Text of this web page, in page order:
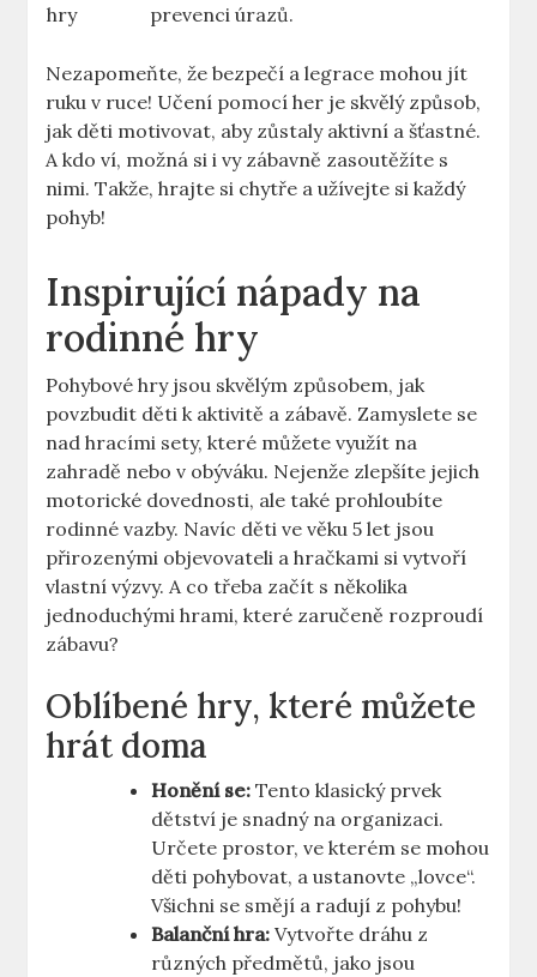
hry
prevenci úrazů.
Nezapomeňte, že bezpečí a legrace mohou jít
ruku v ruce! Učení pomocí her je skvělý způsob,
jak děti motivovat, aby zůstaly aktivní a šťastné.
A kdo ví, možná si i vy zábavně zasoutěžíte s
nimi. Takže, hrajte si chytře a užívejte si každý
pohyb!
Inspirující nápady na
rodinné hry
Pohybové hry jsou skvělým způsobem, jak
povzbudit děti k aktivitě a zábavě. Zamyslete se
nad hracími sety, které můžete využít na
zahradě nebo v obýváku. Nejenže zlepšíte jejich
motorické dovednosti, ale také prohloubíte
rodinné vazby. Navíc děti ve věku 5 let jsou
přirozenými objevovateli a hračkami si vytvoří
vlastní výzvy. A co třeba začít s několika
jednoduchými hrami, které zaručeně rozproudí
zábavu?
Oblíbené hry, které můžete
hrát doma
Honění se: Tento klasický prvek
dětství je snadný na organizaci.
Určete prostor, ve kterém se mohou
děti pohybovat, a ustanovte „lovce“.
Všichni se smějí a radují z pohybu!
Balanční hra: Vytvořte dráhu z
různých předmětů, jako jsou